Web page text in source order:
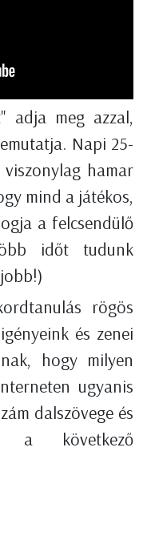
adja meg azzal,
Napi 25-
hamar
mind a játékos,
a felcsendülő
időt tudunk
rögös
és zenei
hogy milyen
ugyanis
dalszövege és
a következő